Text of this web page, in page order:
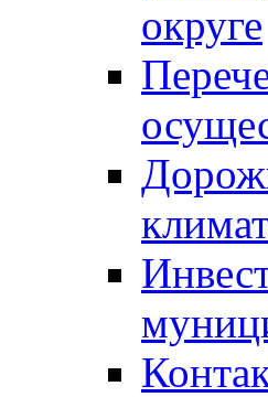
округе